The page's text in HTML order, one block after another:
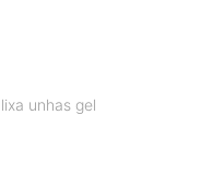
lixa unhas gel